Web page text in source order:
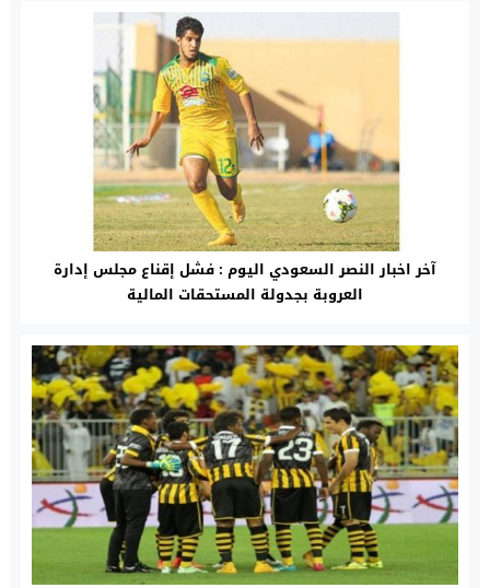
آخر اخبار النصر السعودي اليوم : فشل إقناع مجلس إدارة
العروبة بجدولة المستحقات المالية